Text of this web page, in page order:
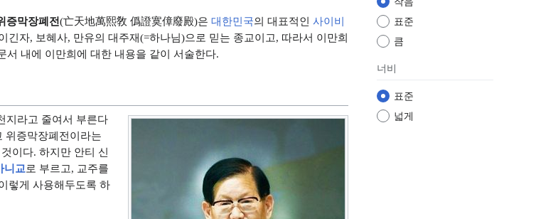
표준
큼
너비
표준
넓게
증막장폐전(亡天地萬熙敎 僞證寞傽廢殿)은 대한민국의 대표적인 사이비
긴자, 보혜사, 만유의 대주재(=하나님)으로 믿는 종교이고, 따라서 이만희
내에 이만희에 대한 내용을 같이 서술한다.
지라고 줄여서 부른다
위증막장폐전이라는
이다. 하지만 안티 신
니교로 부르고, 교주를
렇게 사용해두도록 하